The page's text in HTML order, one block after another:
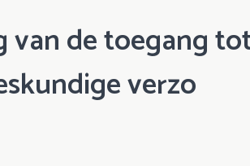
van de toegang
verzo